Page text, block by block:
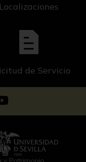
Localizaciones
de Servicio